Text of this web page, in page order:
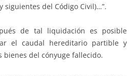
siguientes del Código Civil)…”.
de tal liquidación es posible
el caudal hereditario partible y
bienes del cónyuge fallecido.